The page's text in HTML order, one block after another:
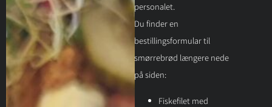
personalet.
Du finder en
bestillingsformular til
smørrebrød længere nede
på siden:
Fiskefilet med